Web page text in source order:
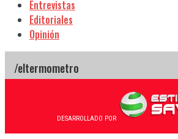
Entrevistas
Editoriales
Opinión
DESARROLLADO POR